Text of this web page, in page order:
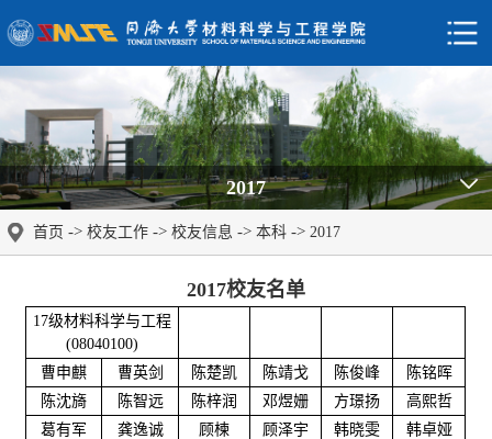
2017
首页 -> 校友工作 -> 校友信息 -> 本科 -> 2017
2017校友名单
17级材料科学与工程
(08040100)
曹申麒
曹英剑 陈楚凯 陈靖戈 陈俊峰
陈铭晖
陈沈旖
陈智远 陈梓润 邓煜姗 方璟扬
高熙哲
葛有军
龚逸诚 顾楝 顾泽宇 韩晓雯
韩卓娅